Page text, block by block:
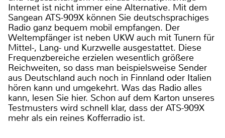
Internet ist nicht immer eine Alternative. Mit dem
Sangean ATS-909X können Sie deutschsprachiges
Radio ganz bequem mobil empfangen. Der
Weltempfänger ist neben UKW auch mit Tunern für
Mittel-, Lang- und Kurzwelle ausgestattet. Diese
Frequenzbereiche erzielen wesentlich größere
Reichweiten, so dass man beispielsweise Sender
aus Deutschland auch noch in Finnland oder Italien
hören kann und umgekehrt. Was das Radio alles
kann, lesen Sie hier. Schon auf dem Karton unseres
Testmusters wird schnell klar, dass der ATS-909X
mehr als ein reines Kofferradio ist.